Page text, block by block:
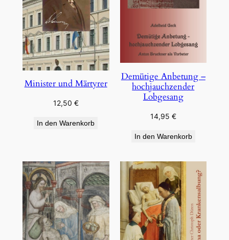
Minister und Märtyrer
12,50 €
In den Warenkorb
Demütige Anbetung –
hochjauchzender
Lobgesang
14,95 €
In den Warenkorb